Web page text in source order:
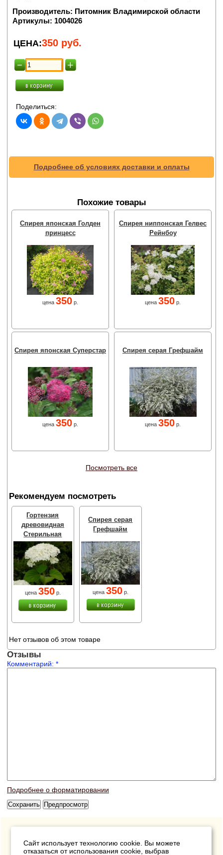
Производитель: Питомник Владимирской области
Артикулы: 1004026
ЦЕНА:350 руб.
Поделиться:
Подробнее об условиях доставки и оплаты
Похожие товары
Спирея японская Голден
принцесс
цена 350 р.
Спирея ниппонская Гелвес
Рейнбоу
цена 350 р.
Спирея японская Суперстар
цена 350 р.
Спирея серая Грефшайм
цена 350 р.
Посмотреть все
Рекомендуем посмотреть
Гортензия
древовидная
Стерильная
цена 350р.
Спирея серая
Грефшайм
цена 350р.
Нет отзывов об этом товаре
Отзывы
Комментарий: *
Подробнее о форматировании
Сайт использует технологию cookie. Вы можете
отказаться от использования cookie, выбрав